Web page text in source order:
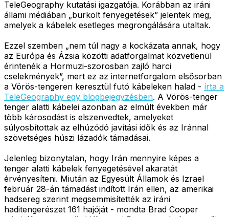
TeleGeography kutatási igazgatója. Korábban az iráni
állami médiában „burkolt fenyegetések” jelentek meg,
amelyek a kábelek esetleges megrongálására utaltak.
Ezzel szemben „nem túl nagy a kockázata annak, hogy
az Európa és Ázsia közötti adatforgalmat közvetlenül
érintenék a Hormuzi-szorosban zajló harci
cselekmények”, mert ez az internetforgalom elsősorban
a Vörös-tengeren keresztül futó kábeleken halad - írta a
TeleGeography egy blogbejegyzésben. A Vörös-tenger
tenger alatti kábelei azonban az elmúlt években már
több károsodást is elszenvedtek, amelyeket
súlyosbítottak az elhúzódó javítási idők és az Iránnal
szövetséges húszi lázadók támadásai.
Jelenleg bizonytalan, hogy Irán mennyire képes a
tenger alatti kábelek fenyegetésével akaratát
érvényesíteni. Miután az Egyesült Államok és Izrael
február 28-án támadást indított Irán ellen, az amerikai
hadsereg szerint megsemmisítették az iráni
haditengerészet 161 hajóját - mondta Brad Cooper